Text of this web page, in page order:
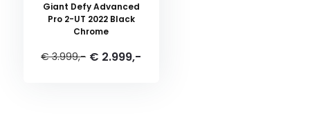
Giant Defy Advanced
Pro 2-UT 2022 Black
Chrome
€ 3.999,- € 2.999,-